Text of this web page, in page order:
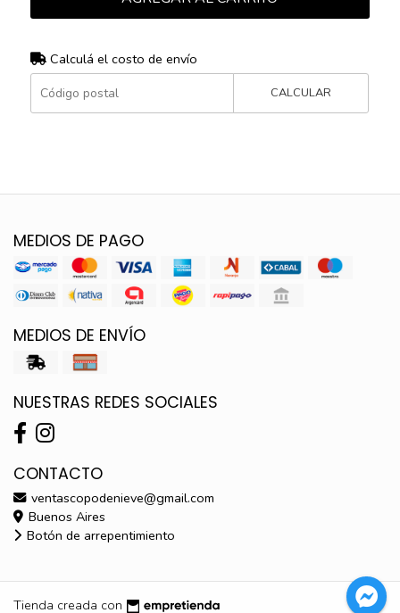
Calculá el costo de envío
CALCULAR
MEDIOS DE PAGO
MEDIOS DE ENVÍO
NUESTRAS REDES SOCIALES
CONTACTO
ventascopodenieve@gmail.com
Buenos Aires
Botón de arrepentimiento
Tienda creada con